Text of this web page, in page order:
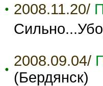
2008.11.20/
2008.09.04/
(Бердянск)